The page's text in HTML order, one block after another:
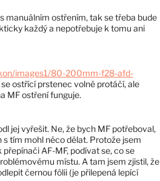
manuálním ostřením, tak se třeba bude
každý a nepotřebuje k tomu ani
images1/80-200mm-f28-afd-
ostřící prstenec volně protáčí, ale
MF ostření funguje.
jej vyřešit. Ne, že bych MF potřeboval,
tím mohl něco dělat. Protože jsem
AF-MF, podívat se, co se
místu. A tam jsem zjistil, že
černou fólii (je přilepená lepící